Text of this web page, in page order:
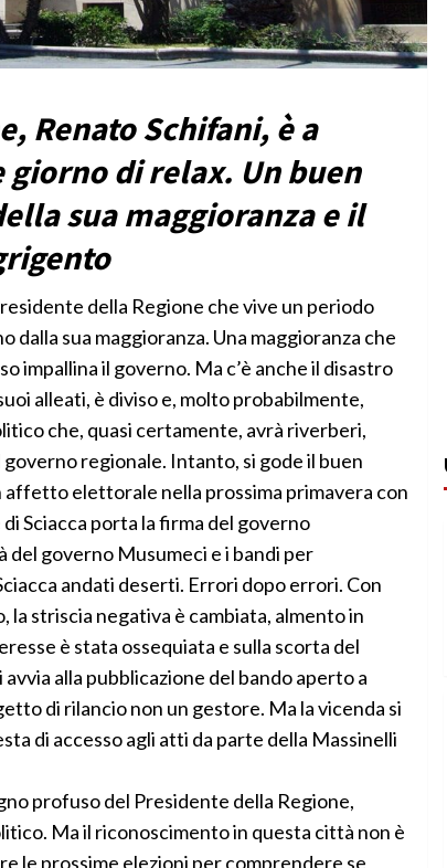
Renato Schifani, è a
giorno di relax. Un buen
sua maggioranza e il
della Regione che vive un periodo
sua maggioranza. Una maggioranza che
impallina il governo. Ma c’è anche il disastro
alleati, è diviso e, molto probabilmente,
che, quasi certamente, avrà riverberi,
regionale. Intanto, si gode il buen
elettorale nella prossima primavera con
Sciacca porta la firma del governo
governo Musumeci e i bandi per
andati deserti. Errori dopo errori. Con
la striscia negativa è cambiata, almento in
è stata ossequiata e sulla scorta del
alla pubblicazione del bando aperto a
di rilancio non un gestore. Ma la vicenda si
di accesso agli atti da parte della Massinelli
profuso del Presidente della Regione,
Ma il riconoscimento in questa città non è
le prossime elezioni per comprendere se